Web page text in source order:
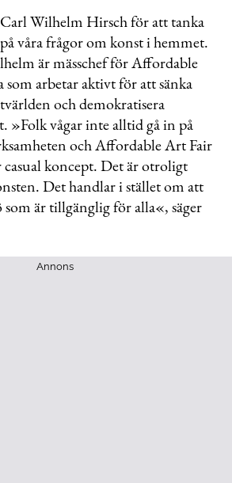
Wilhelm Hirsch för att tanka
våra frågor om konst i hemmet.
är mässchef för Affordable
som arbetar aktivt för att sänka
och demokratisera
»Folk vågar inte alltid gå in på
och Affordable Art Fair
casual koncept. Det är otroligt
Det handlar i stället om att
är tillgänglig för alla«, säger
Annons